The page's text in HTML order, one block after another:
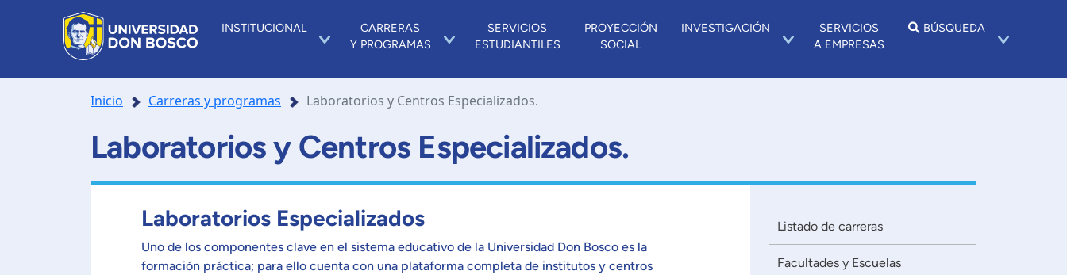
INSTITUCIONAL
CARRERAS
Y PROGRAMAS
SERVICIOS
ESTUDIANTILES
PROYECCIÓN
SOCIAL
INVESTIGACIÓN
SERVICIOS
A EMPRESAS
BÚSQUEDA
Inicio Carreras y programas Laboratorios y Centros Especializados.
Laboratorios y Centros Especializados.
Laboratorios Especializados
Uno de los componentes clave en el sistema educativo de la Universidad Don Bosco es la
formación práctica; para ello cuenta con una plataforma completa de institutos y centros
Listado de carreras
Facultades y Escuelas